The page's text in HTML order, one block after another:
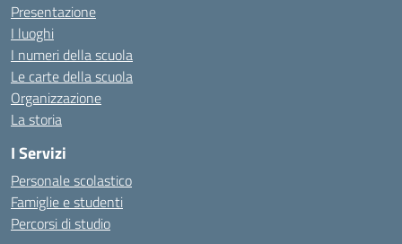
Presentazione
I luoghi
I numeri della scuola
Le carte della scuola
Organizzazione
La storia
I Servizi
Personale scolastico
Famiglie e studenti
Percorsi di studio